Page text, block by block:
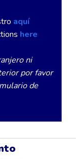
aquí
here
ni
por favor
de